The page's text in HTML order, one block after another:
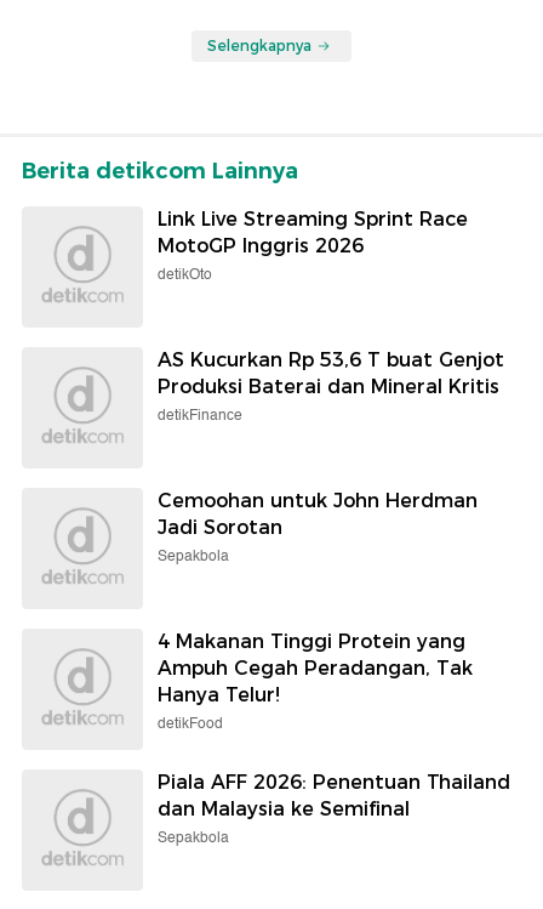
Selengkapnya
Berita detikcom Lainnya
Link Live Streaming Sprint Race
MotoGP Inggris 2026
detikOto
AS Kucurkan Rp 53,6 T buat Genjot
Produksi Baterai dan Mineral Kritis
detikFinance
Cemoohan untuk John Herdman
Jadi Sorotan
Sepakbola
4 Makanan Tinggi Protein yang
Ampuh Cegah Peradangan, Tak
Hanya Telur!
detikFood
Piala AFF 2026: Penentuan Thailand
dan Malaysia ke Semifinal
Sepakbola